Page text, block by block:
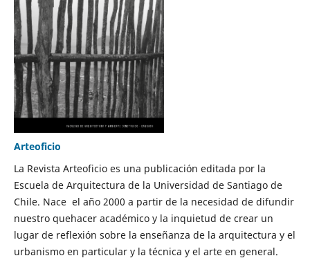
Arteoficio
La Revista Arteoficio es una publicación editada por la
Escuela de Arquitectura de la Universidad de Santiago de
Chile. Nace el año 2000 a partir de la necesidad de difundir
nuestro quehacer académico y la inquietud de crear un
lugar de reflexión sobre la enseñanza de la arquitectura y el
urbanismo en particular y la técnica y el arte en general.